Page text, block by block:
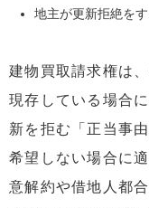
地主が更新拒絶を
建物買取請求権は
現存している場合
新を拒む「正当事
希望しない場合に
意解約や借地人都